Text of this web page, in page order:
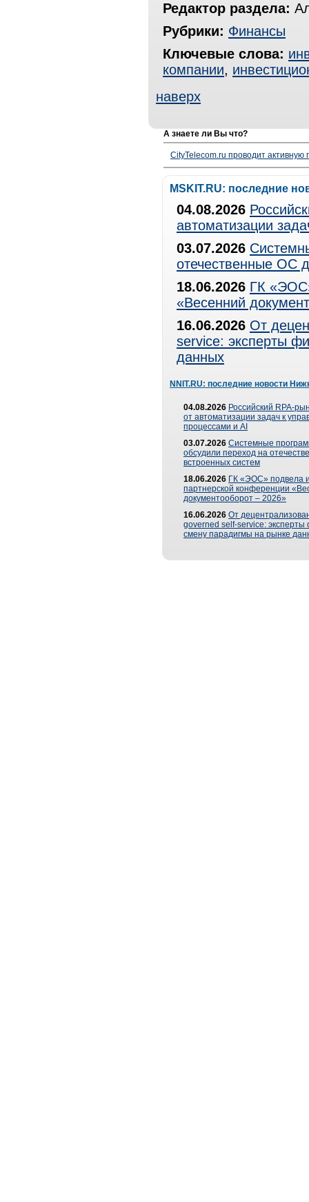
Редактор раздела:
Рубрики: Финансы
Ключевые слова:
компании,
наверх
А знаете ли Вы что?
CityTelecom.ru проводит активную
MSKIT.RU: последние
04.08.2026
автоматизации
03.07.2026
отечественные ОС
18.06.2026 ГК
«Весенний
16.06.2026 От
service: эксперты
данных
NNIT.RU: последние новости
04.08.2026 Российский RPA-
от автоматизации задач к
процессами и AI
03.07.2026 Системные
обсудили переход на
встроенных систем
18.06.2026 ГК «ЭОС» подвела
партнерской конференции
документооборот – 2026»
16.06.2026 От
governed self-service: эксперты
смену парадигмы на рынке